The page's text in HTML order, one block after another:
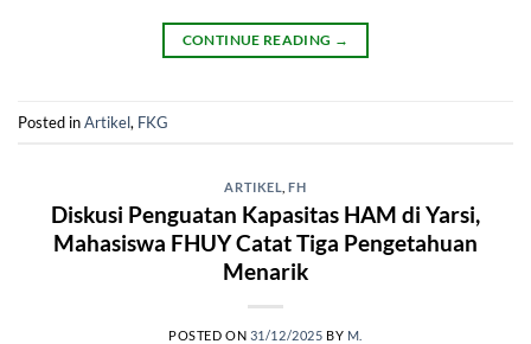
CONTINUE READING →
Posted inArtikel, FKG
ARTIKEL ,FH
Diskusi Penguatan Kapasitas HAM di Yarsi,
Mahasiswa FHUY Catat Tiga Pengetahuan
Menarik
POSTED ON 31/12/2025 BY M.